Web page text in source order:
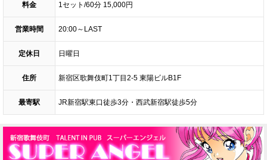
料金 1セット/60分 15,000円
営業時間 20:00～LAST
定休日 日曜日
住所 新宿区歌舞伎町1丁目2-5 東陽ビルB1F
最寄駅 JR新宿駅東口徒歩3分・西武新宿駅徒歩5分